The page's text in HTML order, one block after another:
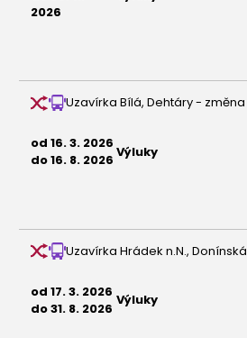
2026
Uzavírka Bílá, Dehtáry - změna
od 16. 3. 2026
do 16. 8. 2026 Výluky
Uzavírka Hrádek n.N., Donínská
od 17. 3. 2026
do 31. 8. 2026 Výluky